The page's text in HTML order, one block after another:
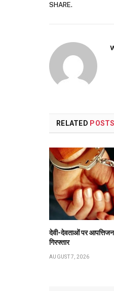
SHARE.
RELATED POSTS
देवी-देवताओं पर
गिरफ्तार
AUGUST 7, 2026